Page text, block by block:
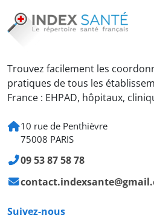
Trouvez facilement les
pratiques de tous les
France : EHPAD, hôpitaux,
10 rue de Penthièvre
75008 PARIS
09 53 87 58 78
Suivez-nous